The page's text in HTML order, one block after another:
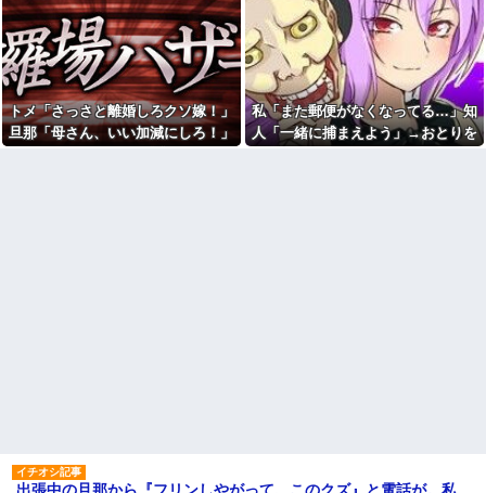
さんの負担もなくなったし良か
ったと...
【画像】居酒屋さん、6人で長
居して会計4939円しか使わない
客にお気持ち表明してしまう←
コレどっちが悪いん
や？？？？？？
【動画】戦犯はどっち？ｗｗ
ｗｗｗｗｗｗｗｗｗｗｗｗｗｗ
を引く男より、こういう男の方
が1億倍良い男です」→結果
ていた。おやつはアンチョビ
24歳年収550万ワイ、高級車も
豪邸も買えない人生が確定して
いる事実に咽び泣く
冷蔵庫あけたらパイナップル
があって友人が食ったら、友人
ところのジジイが買ったたくあ
んだったんだか
我が家は長毛種3匹がいるのだ
て…
態が…
トメ「さっさと離婚しろクソ嫁！」
旦那「母さん、いい加減にしろ！」
私「また郵便がなくなってる…」知
人「一緒に捕まえよう」→おとりを
出張中の旦那から『フリンしやがって、このクズ』と電話が。私